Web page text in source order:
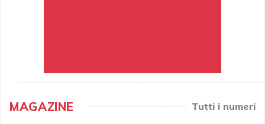
MAGAZINE Tutti i numeri